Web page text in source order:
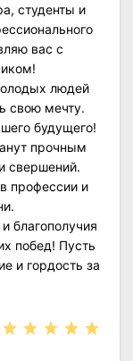
студенты и
вас с
людей
свою мечту.
будущего!
прочным
свершений.
профессии и
благополучия
побед! Пусть
и гордость за